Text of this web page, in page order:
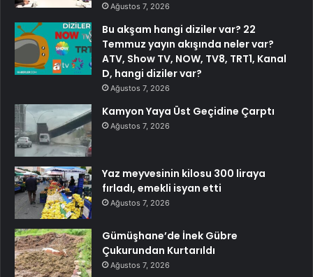
Ağustos 7, 2026
Bu akşam hangi diziler var? 22
Temmuz yayın akışında neler var?
ATV, Show TV, NOW, TV8, TRT1, Kanal
D, hangi diziler var?
Ağustos 7, 2026
Kamyon Yaya Üst Geçidine Çarptı
Ağustos 7, 2026
Yaz meyvesinin kilosu 300 liraya
fırladı, emekli isyan etti
Ağustos 7, 2026
Gümüşhane’de İnek Gübre
Çukurundan Kurtarıldı
Ağustos 7, 2026